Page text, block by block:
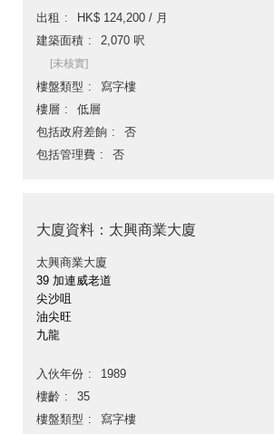
出租
HK$ 124,200 / 月
建築面積
2,070 呎
[未核實]
樓盤類型
寫字樓
樓層
低層
包括政府差餉
否
包括管理費
否
大廈資料：太興商業大廈
太興商業大廈
39 加連威老道
尖沙咀
油尖旺
九龍
入伙年份
1989
樓齡
35
樓盤類型
寫字樓